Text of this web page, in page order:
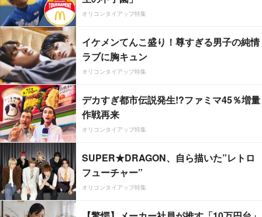
オリコンタイアップ特集
イケメンてんこ盛り！尊すぎる男子の純情
ラブに胸キュン
オリコンタイアップ特集
デカすぎ都市伝説発生!?ファミマ45％増量
作戦再来
オリコンタイアップ特集
SUPER★DRAGON、自ら描いた”レトロ
フューチャー”
オリコンタイアップ特集